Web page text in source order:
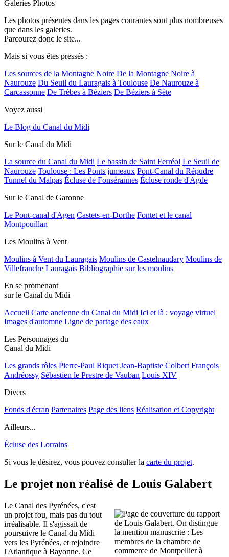
Galeries Photos
Les photos présentes dans les pages courantes sont plus nombreuses
que dans les galeries.
Parcourez donc le site...
Mais si vous êtes pressés :
Les sources de la Montagne Noire De la Montagne Noire à
Naurouze Du Seuil du Lauragais à Toulouse De Naurouze à
Carcassonne De Trèbes à Béziers De Béziers à Sète
Voyez aussi
Le Blog du Canal du Midi
Sur le Canal du Midi
La source du Canal du Midi Le bassin de Saint Ferréol Le Seuil de
Naurouze Toulouse : Les Ponts jumeaux Pont-Canal du Répudre
Tunnel du Malpas Écluse de Fonsérannes Écluse ronde d'Agde
Sur le Canal de Garonne
Le Pont-canal d'Agen Castets-en-Dorthe Fontet et le canal
Montpouillan
Les Moulins à Vent
Moulins à Vent du Lauragais Moulins de Castelnaudary Moulins de
Villefranche Lauragais Bibliographie sur les moulins
En se promenant
sur le Canal du Midi
Accueil Carte ancienne du Canal du Midi Ici et là : voyage virtuel
Images d'automne Ligne de partage des eaux
Les Personnages du
Canal du Midi
Les grands rôles Pierre-Paul Riquet Jean-Baptiste Colbert François
Andréossy Sébastien le Prestre de Vauban Louis XIV
Divers
Fonds d'écran Partenaires Page des liens Réalisation et Copyright
Ailleurs...
Écluse des Lorrains
Si vous le désirez, vous pouvez consulter la carte du projet.
Le projet non réalisé de Louis Galabert
Le Canal des Pyrénées, c'est
un projet fou, mais pas du tout
irréalisable. Il s'agissait de
poursuivre le Canal du Midi
vers les Pyrénées, et rejoindre
l'Atlantique à Bayonne. Ce